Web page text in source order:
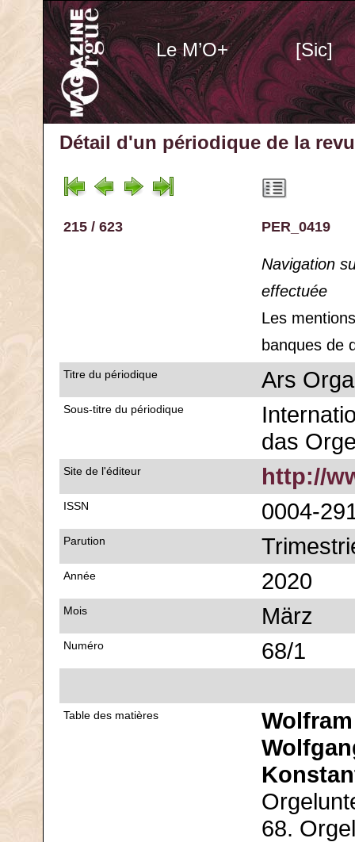
Le M’O+ [Sic]
Détail d'un périodique de la
215 / 623 PER_0419
Navigation
effectuée
Les
banques de
Titre du périodique Ars
Sous-titre du périodique
das
Site de l'éditeur http://
ISSN 0004-
Parution
Année 2020
Mois März
Numéro 68/1
Table des matières
68.